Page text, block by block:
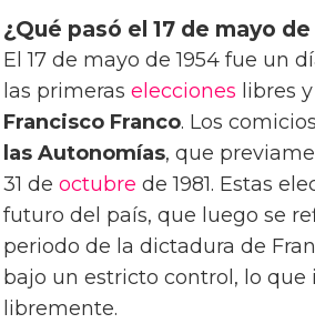
¿Qué pasó el 17 de mayo de
El 17 de mayo de 1954 fue un
las primeras elecciones libres
Francisco Franco. Los
las Autonomías, que
31 de octubre de 1981. Estas
futuro del país, que luego se
periodo de la dictadura de
bajo un estricto control, lo
libremente.